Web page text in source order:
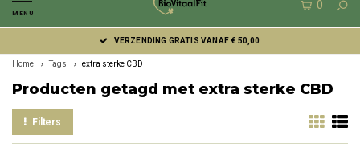
MENU
0
VERZENDING GRATIS VANAF € 50,00
Home Tags extra sterke CBD
Producten getagd met extra sterke CBD
Filters